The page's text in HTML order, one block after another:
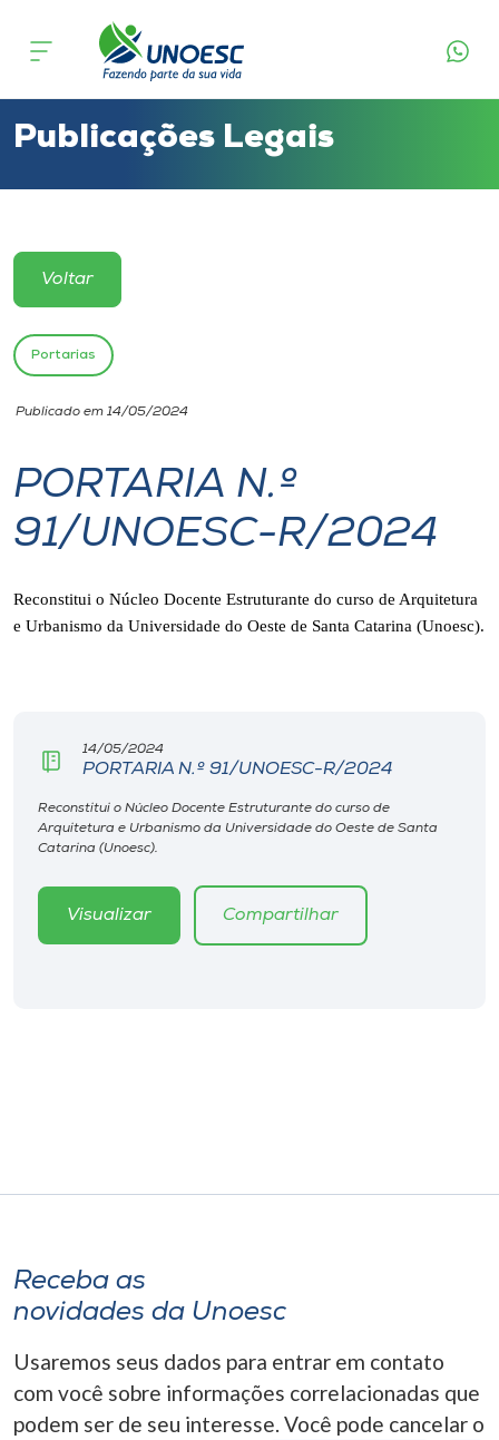
Cursos
Atendimento ao Estudante
Portal de Ensino
Unoesc
Internacionalização
I.nova
Diplomados
CPA
Biblioteca
Rádio
A+
Publicações Legais
Voltar
Portarias
Publicado em 14/05/2024
PORTARIA N.º
91/UNOESC-R/2024
Reconstitui o Núcleo Docente Estruturante do curso de Arquitetura
e Urbanismo da Universidade do Oeste de Santa Catarina (Unoesc).
14/05/2024
PORTARIA N.º 91/UNOESC-R/2024
Reconstitui o Núcleo Docente Estruturante do curso de
Arquitetura e Urbanismo da Universidade do Oeste de Santa
Catarina (Unoesc).
Visualizar Compartilhar
Receba as
novidades da Unoesc
Usaremos seus dados para entrar em contato
com você sobre informações correlacionadas que
podem ser de seu interesse. Você pode cancelar o